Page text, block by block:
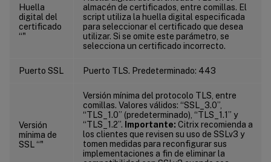
Huella
digital del
certificado
“"
almacén de certificados, entre comillas. El
script utiliza la huella digital especificada
para seleccionar el certificado que desea
utilizar. Si se omite este parámetro, se
selecciona un certificado incorrecto.
Puerto SSL Puerto TLS. Predeterminado: 443
Versión
mínima de
SSL “"
Versión mínima del protocolo TLS, entre
comillas. Valores válidos: “SSL_3.0”,
“TLS_1.0” (predeterminado), “TLS_1.1” y
“TLS_1.2”. Importante: Citrix recomienda a
los clientes que revisen su uso de SSLv3 y
tomen medidas para reconfigurar sus
implementaciones a fin de eliminar la